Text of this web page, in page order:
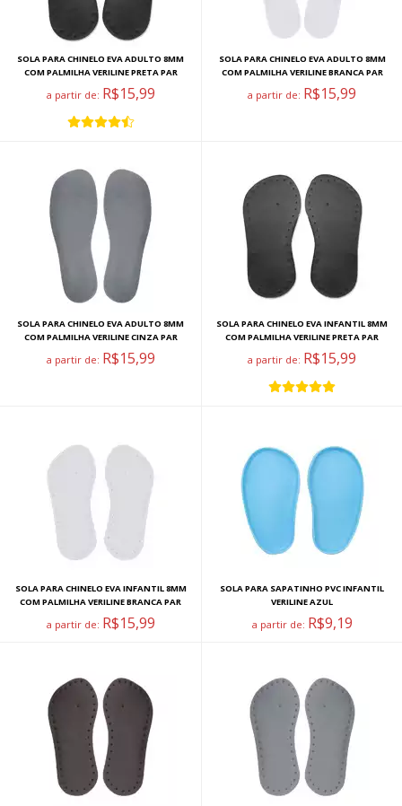
SOLA PARA CHINELO EVA ADULTO 8MM
COM PALMILHA VERILINE PRETA PAR
a partir de: R$15,99
SOLA PARA CHINELO EVA ADULTO 8MM
COM PALMILHA VERILINE BRANCA PAR
a partir de: R$15,99
SOLA PARA CHINELO EVA ADULTO 8MM
COM PALMILHA VERILINE CINZA PAR
a partir de: R$15,99
SOLA PARA CHINELO EVA INFANTIL 8MM
COM PALMILHA VERILINE PRETA PAR
a partir de: R$15,99
SOLA PARA CHINELO EVA INFANTIL 8MM
COM PALMILHA VERILINE BRANCA PAR
a partir de: R$15,99
SOLA PARA SAPATINHO PVC INFANTIL
VERILINE AZUL
a partir de: R$9,19